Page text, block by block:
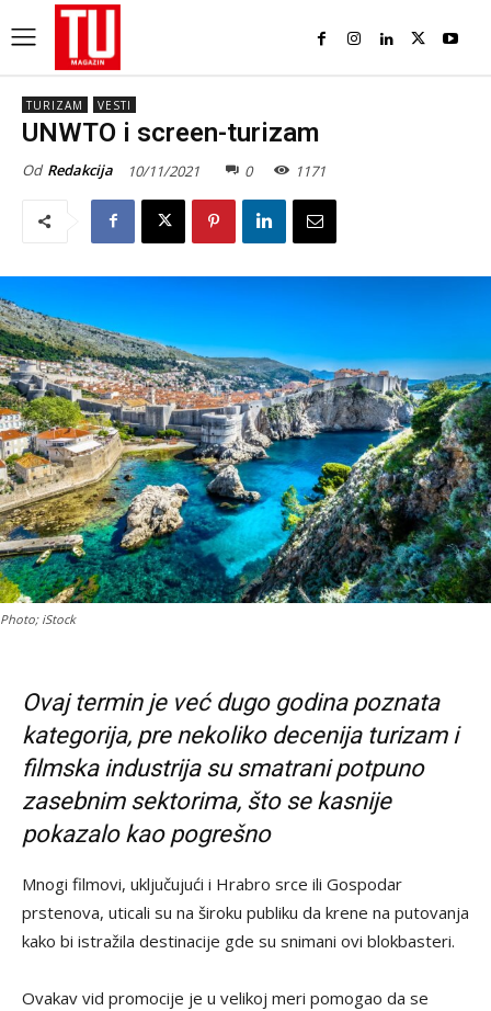
TURIZAM VESTI
UNWTO i screen-turizam
Od Redakcija 10/11/2021 0 1171
Photo; iStock
Ovaj termin je već dugo godina poznata
kategorija, pre nekoliko decenija turizam i
filmska industrija su smatrani potpuno
zasebnim sektorima, što se kasnije
pokazalo kao pogrešno
Mnogi filmovi, uključujući i Hrabro srce ili Gospodar
prstenova, uticali su na široku publiku da krene na putovanja
kako bi istražila destinacije gde su snimani ovi blokbasteri.
Ovakav vid promocije je u velikoj meri pomogao da se